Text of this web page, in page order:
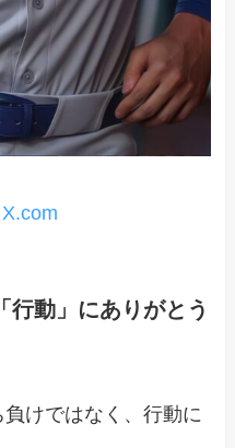
行動」にありがとう
けではなく、行動に